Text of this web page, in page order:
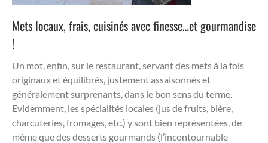
Mets locaux, frais, cuisinés avec finesse…et gourmandise
!
Un mot, enfin, sur le restaurant, servant des mets à la fois
originaux et équilibrés, justement assaisonnés et
généralement surprenants, dans le bon sens du terme.
Evidemment, les spécialités locales (jus de fruits, bière,
charcuteries, fromages, etc.) y sont bien représentées, de
même que des desserts gourmands (l’incontournable